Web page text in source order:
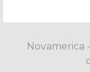
Novamerica